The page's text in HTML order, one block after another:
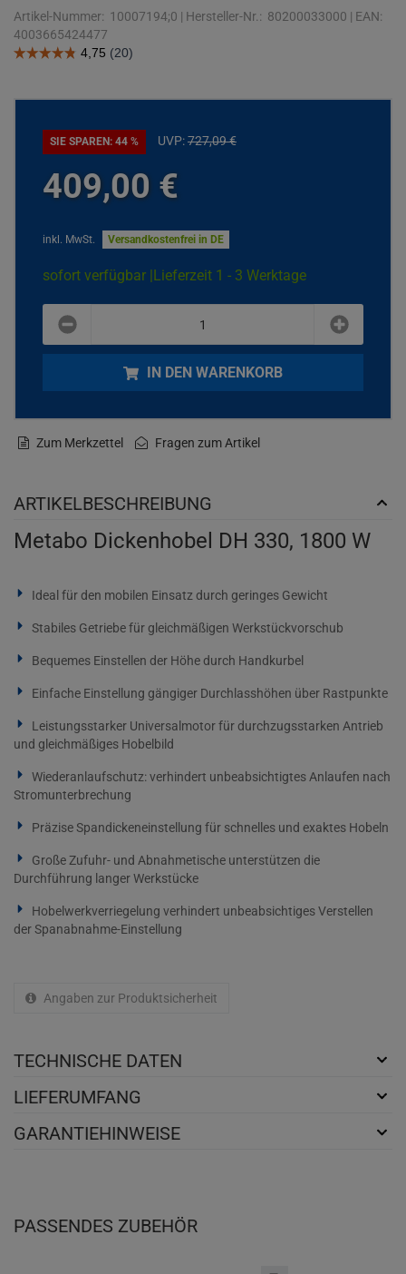
Artikel-Nummer: 10007194;0 | Hersteller-Nr.: 80200033000 | EAN:
4003665424477
SIE SPAREN: 44 % UVP:727,09€
409,00 €
inkl. MwSt. Versandkostenfrei in DE
sofort verfügbar |Lieferzeit 1 - 3 Werktage
minus
IN DEN WARENKORB
Zum Merkzettel Fragen zum Artikel
ARTIKELBESCHREIBUNG
Metabo Dickenhobel DH 330, 1800 W
Ideal für den mobilen Einsatz durch geringes Gewicht
Stabiles Getriebe für gleichmäßigen Werkstückvorschub
Bequemes Einstellen der Höhe durch Handkurbel
Einfache Einstellung gängiger Durchlasshöhen über Rastpunkte
Leistungsstarker Universalmotor für durchzugsstarken Antrieb
und gleichmäßiges Hobelbild
Wiederanlaufschutz: verhindert unbeabsichtigtes Anlaufen nach
Stromunterbrechung
Präzise Spandickeneinstellung für schnelles und exaktes Hobeln
Große Zufuhr- und Abnahmetische unterstützen die
Durchführung langer Werkstücke
Hobelwerkverriegelung verhindert unbeabsichtiges Verstellen
der Spanabnahme-Einstellung
Angaben zur Produktsicherheit
TECHNISCHE DATEN
LIEFERUMFANG
GARANTIEHINWEISE
PASSENDES ZUBEHÖR